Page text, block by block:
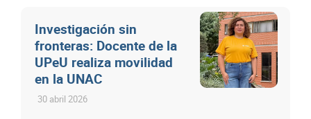
Investigación sin
fronteras: Docente de la
UPeU realiza movilidad
en la UNAC
30 abril 2026